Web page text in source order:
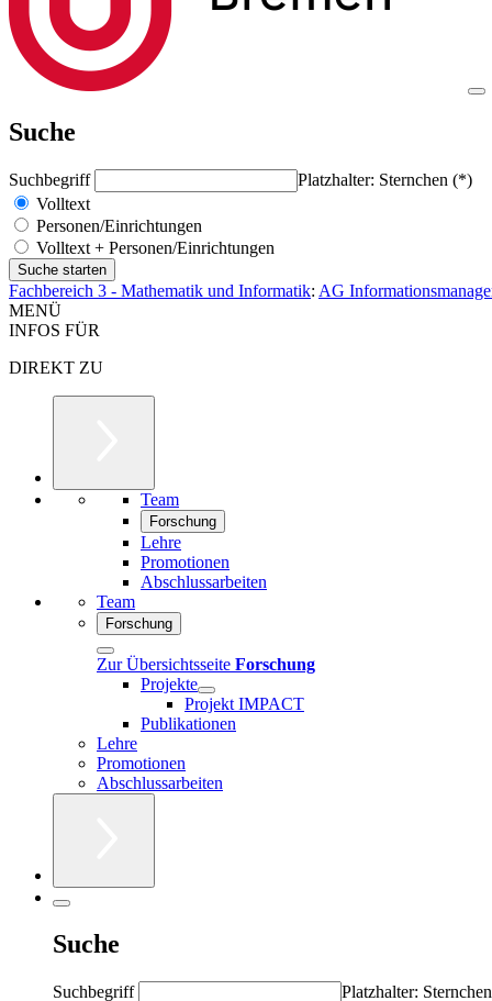
Suche
Suchbegriff
Platzhalter: Sternchen (*)
Volltext
Personen/Einrichtungen
Volltext + Personen/Einrichtungen
Fachbereich 3 - Mathematik und Informatik: AG
MENÜ
INFOS FÜR
DIREKT ZU
Team
Forschung
Lehre
Promotionen
Abschlussarbeiten
Team
Forschung
Zur Übersichtsseite Forschung
Projekte
Projekt IMPACT
Publikationen
Lehre
Promotionen
Abschlussarbeiten
Suche
Suchbegriff Platzhalter: